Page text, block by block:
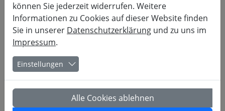
28.06.- 07.07.
Kurs-Nr. 26-30051
15. Hessische Schülerakademie
für die Mittelstufe
ab Jahrgangsstufe 6
können Sie jederzeit widerrufen. Weitere
Informationen zu Cookies auf dieser Website finden
Sie in unserer Datenschutzerklärung und zu uns im
Impressum.
Einstellungen
Alle Cookies ablehnen